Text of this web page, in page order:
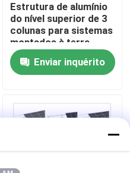
Estrutura de alumínio
do nível superior de 3
colunas para sistemas
montados à terra
Frameless do picovolt
dos painéis solares
Enviar inquérito